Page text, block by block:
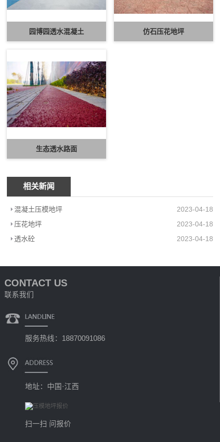
园博园透水混凝土 仿石压花地坪
生态透水路面
相关新闻
混凝土压模地坪
2023-04-18
压花地坪
2023-04-18
透水砼
2023-04-18
CONTACT US
联系我们
服务热线：18870091086
地址：中国·江西
扫一扫 问报价